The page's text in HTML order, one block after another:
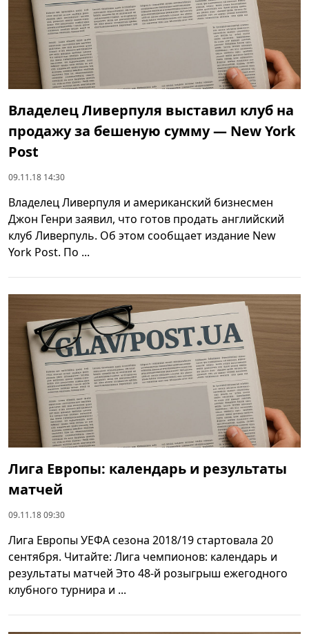
Владелец Ливерпуля выставил клуб на
продажу за бешеную сумму — New York
Post
09.11.18 14:30
Владелец Ливерпуля и американский бизнесмен
Джон Генри заявил, что готов продать английский
клуб Ливерпуль. Об этом сообщает издание New
York Post. По ...
Лига Европы: календарь и результаты
матчей
09.11.18 09:30
Лига Европы УЕФА сезона 2018/19 стартовала 20
сентября. Читайте: Лига чемпионов: календарь и
результаты матчей Это 48-й розыгрыш ежегодного
клубного турнира и ...